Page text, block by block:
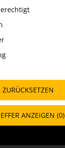
ZURÜCKSETZEN
ANZEIGEN (0)